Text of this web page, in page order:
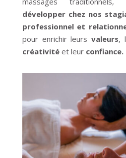
développer chez nos
professionnel et
pour enrichir leurs valeurs,
créativitéet leur confiance.